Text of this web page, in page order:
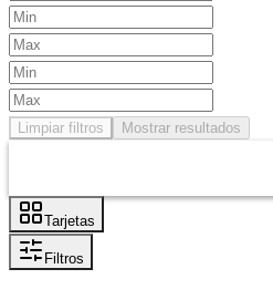
Limpiar filtros Mostrar resultados
Tarjetas
Filtros